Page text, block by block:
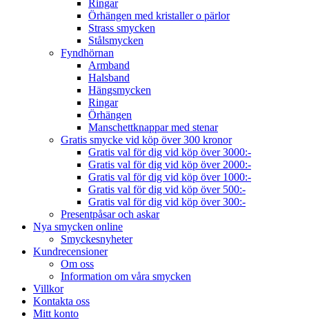
Ringar
Örhängen med kristaller o pärlor
Strass smycken
Stålsmycken
Fyndhörnan
Armband
Halsband
Hängsmycken
Ringar
Örhängen
Manschettknappar med stenar
Gratis smycke vid köp över 300 kronor
Gratis val för dig vid köp över 3000:-
Gratis val för dig vid köp över 2000:-
Gratis val för dig vid köp över 1000:-
Gratis val för dig vid köp över 500:-
Gratis val för dig vid köp över 300:-
Presentpåsar och askar
Nya smycken online
Smyckesnyheter
Kundrecensioner
Om oss
Information om våra smycken
Villkor
Kontakta oss
Mitt konto